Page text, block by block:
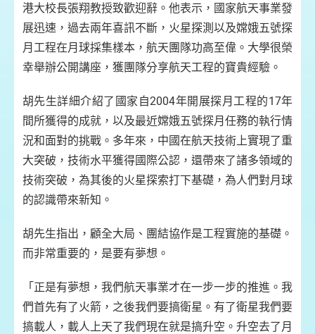
港大校長張翔教授致歡迎辭。他表示，國家航天事業發
展迅速，過去兩年喜訊不斷，火星探測以及嫦娥五號探
月工程在月球採集樣本，航天團隊功高至偉。大學很榮
幸舉辦公開講座，獲團隊分享航天工程的寶貴經驗。
胡先生詳細介紹了國家自2004年開展探月工程的17年
間所獲得的成就，以及最近嫦娥五號探月任務的執行情
況和面對的挑戰。多年來，中國在航天技術上實現了重
大突破，技術水平獲得國際公認，還帶來了諸多領域的
技術突破，為其後的火星探索打下基礎，為人們對月球
的認識帶來新知。
胡先生指出，顧全大局、團結協作是工程實施的基礎。
而非常重要的，是要有夢想。
「正是有夢想，我們航天事業才在一步一步的推進。我
們首先有了火箭，之後我們要搞衛星。有了衛星我們要
搞載人，載人上天了我們現在就是搞升空。升空去了月